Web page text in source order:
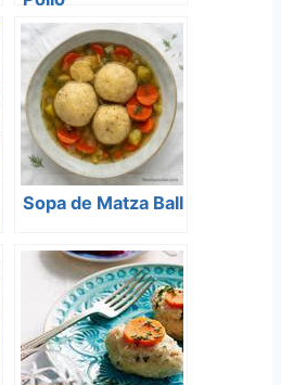
Sopa de Matza Ball